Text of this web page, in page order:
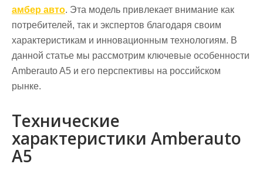
амбер авто. Эта модель привлекает внимание как
потребителей, так и экспертов благодаря своим
характеристикам и инновационным технологиям. В
данной статье мы рассмотрим ключевые особенности
Amberauto A5 и его перспективы на российском
рынке.
Технические
характеристики Amberauto
A5